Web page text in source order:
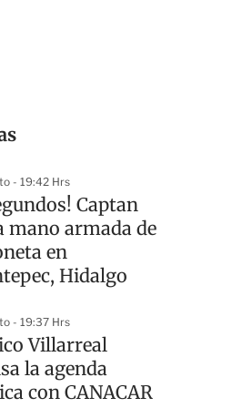
- 19:42 Hrs
Captan
mano armada de
en
Hidalgo
- 19:37 Hrs
Villarreal
la agenda
con CANACAR